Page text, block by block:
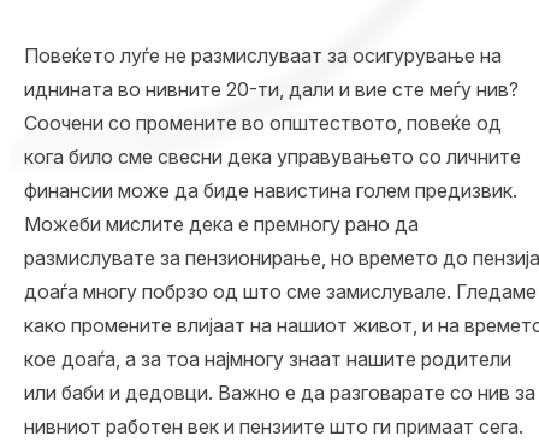
Повеќето луѓе не размислуваат за осигурување на
иднината во нивните 20-ти, дали и вие сте меѓу нив?
Соочени со промените во општеството, повеќе од
кога било сме свесни дека управувањето со личните
финансии може да биде навистина голем предизвик.
Можеби мислите дека е премногу рано да
размислувате за пензионирање, но времето до пензија
доаѓа многу побрзо од што сме замислувале. Гледаме
како промените влијаат на нашиот живот, и на
кое доаѓа, а за тоа најмногу знаат нашите родители
или баби и дедовци. Важно е да разговарате со нив за
нивниот работен век и пензиите што ги примаат сега.